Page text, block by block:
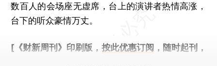
数百人的会场座无虚席，台上的演讲者热情高涨，
台下的听众豪情万丈。
[《财新周刊》印刷版， 按此优惠订阅 ，随时起刊，